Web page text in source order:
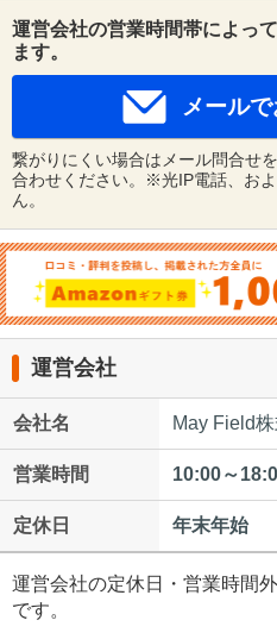
運営会社の営業時間帯によっ
ます。
メール
繋がりにくい場合はメール問合せ
合わせください。※光IP電話、お
ん。
運営会社
会社名 May Field
営業時間 10:00～
定休日 年末年始
運営会社の定休日・営業時間
です。